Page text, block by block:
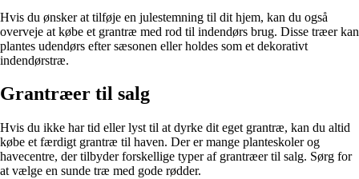
Hvis du ønsker at tilføje en julestemning til dit hjem, kan du også
overveje at købe et grantræ med rod til indendørs brug. Disse træer kan
plantes udendørs efter sæsonen eller holdes som et dekorativt
indendørstræ.
Grantræer til salg
Hvis du ikke har tid eller lyst til at dyrke dit eget grantræ, kan du altid
købe et færdigt grantræ til haven. Der er mange planteskoler og
havecentre, der tilbyder forskellige typer af grantræer til salg. Sørg for
at vælge en sunde træ med gode rødder.